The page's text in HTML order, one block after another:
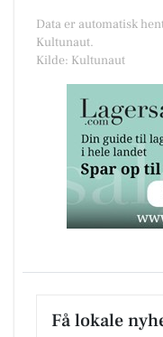
Data er automatisk
Kultunaut.
Kilde: Kultunaut
Få lokale